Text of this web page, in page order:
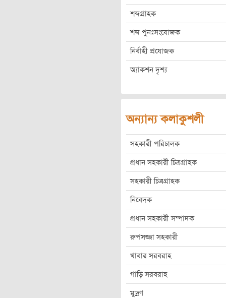
শব্দগ্রাহক
শব্দ পুনঃসংযোজক
নির্বাহী প্রযোজক
অ্যাকশন দৃশ্য
অন্যান্য কলাকুশলী
সহকারী পরিচালক
প্রধান সহকারী চিত্রগ্রাহক
সহকারী চিত্রগ্রাহক
নিবেদক
প্রধান সহকারী সম্পাদক
রুপসজ্জা সহকারী
খাবার সরবরাহ
গাড়ি সরবরাহ
মুদ্রণ